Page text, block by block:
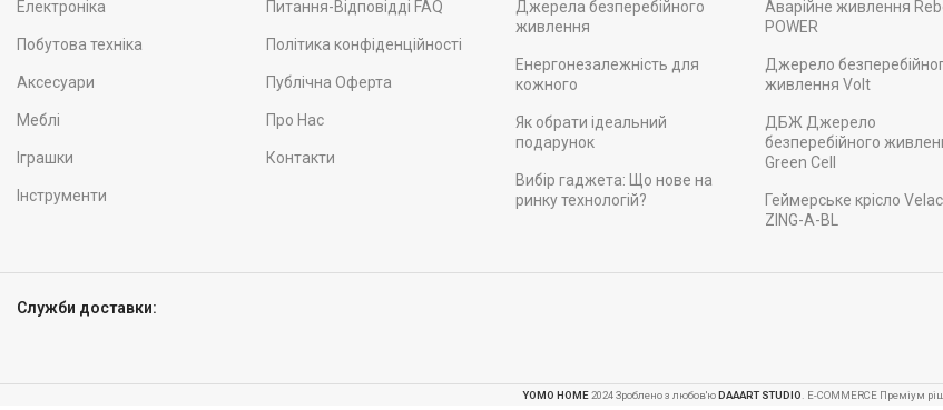
Електроніка
Побутова техніка
Аксесуари
Меблі
Іграшки
Інструменти
Питання-Відповідді FAQ
Політика конфіденційності
Публічна Оферта
Про Нас
Контакти
Джерела безперебійного
живлення
Енергонезалежність для
кожного
Як обрати ідеальний
подарунок
Вибір гаджета: Що нове на
ринку технологій?
Аварійне живлення
POWER
Джерело
живлення Volt
ДБЖ Джерело
безперебійного
Green Cell
Геймерське крісло
ZING-A-BL
Служби доставки:
YOMO HOME 2024 Зроблено з любов'юDAAART STUDIO . E-COMMERCE Преміум